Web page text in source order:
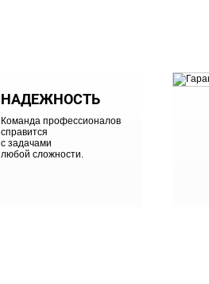
НАДЕЖНОСТЬ
Команда профессионалов
справится
с задачами
любой сложности.